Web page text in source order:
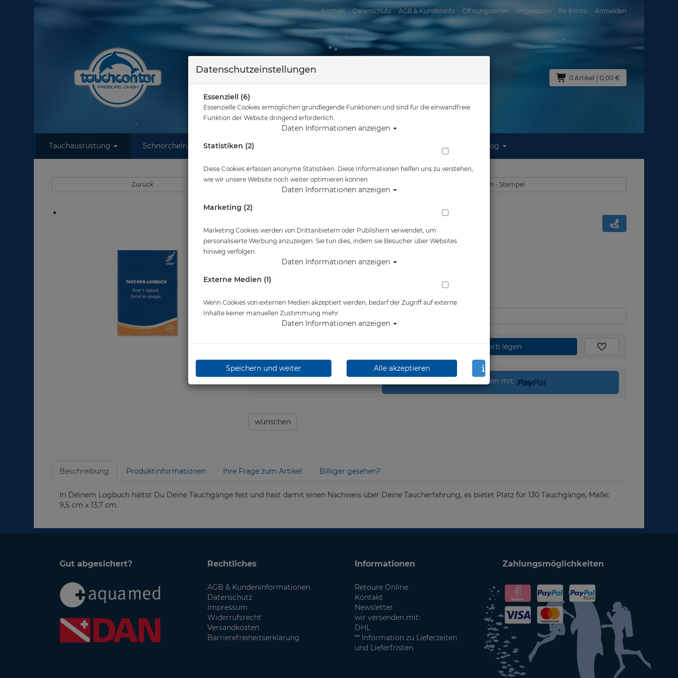
Kontakt Datenschutz AGB & Kundeninfo Öffnungszeiten Impressum Ihr Konto Anmelden
0 Artikel | 0,00 €
Tauchausrüstung Schnorcheln Wassersport Reisen Blog
Sie sind hier Tauchausrüstung VDST-Logbuch für Taucher
Zurück Alle Artikel zeigen aus: Logbücher - Fischkarten - Stempel
VDST-Logbuch für Taucher
Artikelnr.: vdst-5250-04
4,90 €*
Stk. in den Warenkorb legen
Direkt kaufen mit
wünschen
Beschreibung Produktinformationen Ihre Frage zum Artikel Billiger gesehen?
In Deinem Logbuch hältst Du Deine Tauchgänge fest und hast damit einen Nachweis über Deine Taucherfahrung, es bietet Platz für 130 Tauchgänge, Maße:
9,5 cm x 13,7 cm.
Gut abgesichert? Rechtliches
AGB & Kundeninformationen
Datenschutz
Impressum
Widerrufsrecht
Versandkosten
Barrierefreiheitserklärung
Informationen
Retoure Online
Kontakt
Newsletter
wir versenden mit:
DHL
** Information zu Lieferzeiten
und Lieferfristen
Zahlungsmöglichkeiten
Datenschutzeinstellungen
Essenziell (6)
Essenzielle Cookies ermöglichen grundlegende Funktionen und sind für die einwandfreie
Funktion der Website dringend erforderlich.
Daten Informationen anzeigen
Statistiken (2)
Diese Cookies erfassen anonyme Statistiken. Diese Informationen helfen uns zu verstehen,
wie wir unsere Website noch weiter optimieren können.
Daten Informationen anzeigen
Marketing (2)
Marketing Cookies werden von Drittanbietern oder Publishern verwendet, um
personalisierte Werbung anzuzeigen. Sie tun dies, indem sie Besucher über Websites
hinweg verfolgen.
Daten Informationen anzeigen
Externe Medien (1)
Wenn Cookies von externen Medien akzeptiert werden, bedarf der Zugriff auf externe
Inhalte keiner manuellen Zustimmung mehr.
Daten Informationen anzeigen
Speichern und weiter Alle akzeptieren